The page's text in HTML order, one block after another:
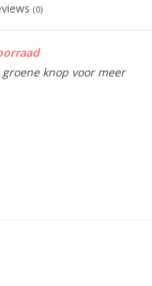
(0)
knop voor meer